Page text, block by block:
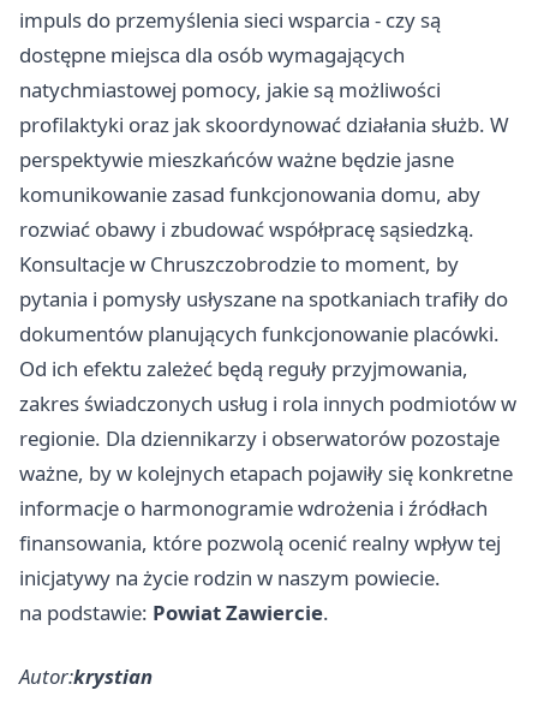
impuls do przemyślenia sieci wsparcia - czy są
dostępne miejsca dla osób wymagających
natychmiastowej pomocy, jakie są możliwości
profilaktyki oraz jak skoordynować działania służb. W
perspektywie mieszkańców ważne będzie jasne
komunikowanie zasad funkcjonowania domu, aby
rozwiać obawy i zbudować współpracę sąsiedzką.
Konsultacje w Chruszczobrodzie to moment, by
pytania i pomysły usłyszane na spotkaniach trafiły do
dokumentów planujących funkcjonowanie placówki.
Od ich efektu zależeć będą reguły przyjmowania,
zakres świadczonych usług i rola innych podmiotów w
regionie. Dla dziennikarzy i obserwatorów pozostaje
ważne, by w kolejnych etapach pojawiły się konkretne
informacje o harmonogramie wdrożenia i źródłach
finansowania, które pozwolą ocenić realny wpływ tej
inicjatywy na życie rodzin w naszym powiecie.
na podstawie: Powiat Zawiercie.
Autor:krystian